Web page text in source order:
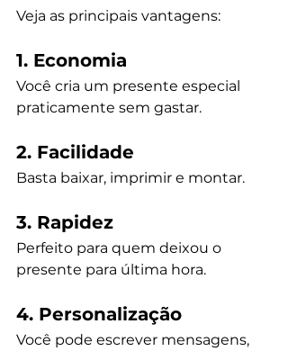
Veja as principais vantagens:
1. Economia
Você cria um presente especial
praticamente sem gastar.
2. Facilidade
Basta baixar, imprimir e montar.
3. Rapidez
Perfeito para quem deixou o
presente para última hora.
4. Personalização
Você pode escrever mensagens,